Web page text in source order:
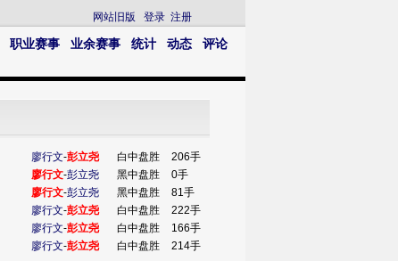
网站旧版 登录 注册
职业赛事 业余赛事 统计 动态
评论
廖行文-彭立尧 白中盘胜
206手
廖行文-彭立尧 黑中盘胜
0手
廖行文-彭立尧 黑中盘胜
81手
廖行文-彭立尧 白中盘胜
222手
廖行文-彭立尧 白中盘胜
166手
廖行文-彭立尧 白中盘胜 214手